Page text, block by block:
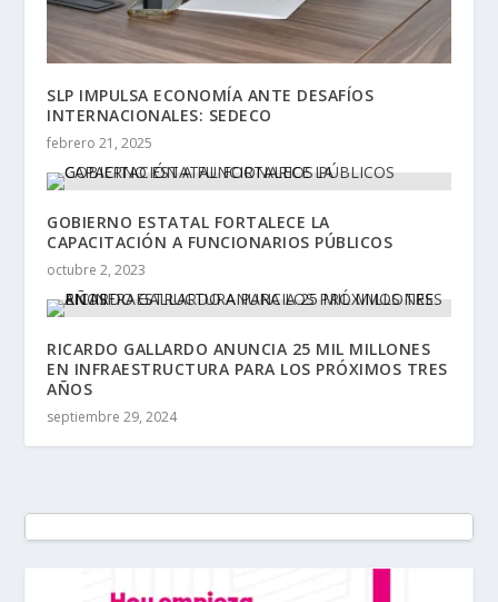
SLP IMPULSA ECONOMÍA ANTE DESAFÍOS
INTERNACIONALES: SEDECO
febrero 21, 2025
GOBIERNO ESTATAL FORTALECE LA
CAPACITACIÓN A FUNCIONARIOS PÚBLICOS
octubre 2, 2023
RICARDO GALLARDO ANUNCIA 25 MIL MILLONES
EN INFRAESTRUCTURA PARA LOS PRÓXIMOS TRES
AÑOS
septiembre 29, 2024